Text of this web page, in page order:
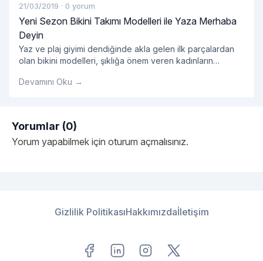
21/03/2019 · 0 yorum
Yeni Sezon Bikini Takımı Modelleri ile Yaza Merhaba
Deyin
Yaz ve plaj giyimi dendiğinde akla gelen ilk parçalardan
olan bikini modelleri, şıklığa önem veren kadınların
birlikte yeni sezon bikini modelleri de özellikle kadın
sezon ürünlerini sizlerle buluşturan Enntrend, farklı beden
ve alternatif renk
Devamını Oku →
Yorumlar (0)
Yorum yapabilmek için oturum açmalısınız.
Gizlilik PolitikasıHakkımızdaİletişim